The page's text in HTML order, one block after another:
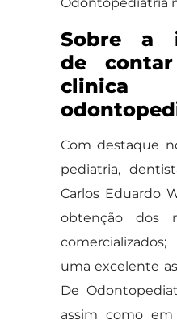
Sobre a
de
Com destaque
pediatria,
Carlos Eduardo
obtenção dos
uma excelente
De
assim como em